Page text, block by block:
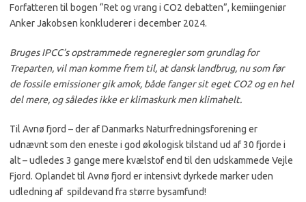
Forfatteren til bogen “Ret og vrang i CO2 debatten”, kemiingeniør
Anker Jakobsen konkluderer i december 2024.
Bruges IPCC’s opstrammede regneregler som grundlag for
Treparten, vil man komme frem til, at dansk landbrug, nu som før
de fossile emissioner gik amok, både fanger sit eget CO2 og en hel
del mere, og således ikke er klimaskurk men klimahelt.
Til Avnø fjord – der af Danmarks Naturfredningsforening er
udnævnt som den eneste i god økologisk tilstand ud af 30 fjorde i
alt – udledes 3 gange mere kvælstof end til den udskammede Vejle
Fjord. Oplandet til Avnø fjord er intensivt dyrkede marker uden
udledning af spildevand fra større bysamfund!